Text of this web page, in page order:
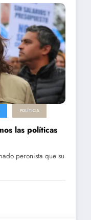
POLÍTICA
las políticas
peronista que su